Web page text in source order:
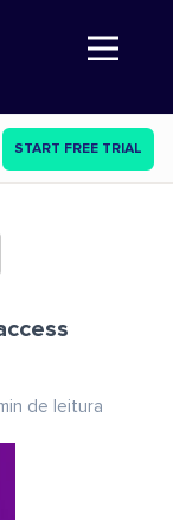
Abre a navegação
START FREE TRIAL
de leitura